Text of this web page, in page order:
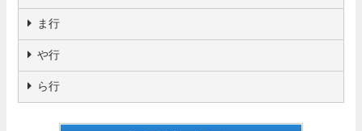
ま行
や行
ら行